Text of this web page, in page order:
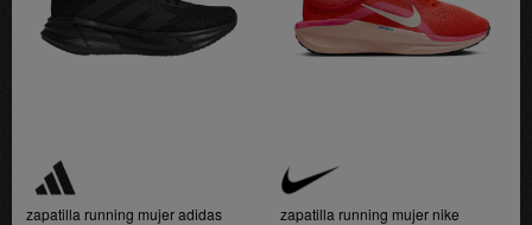
zapatilla running mujer adidas
zapatilla running mujer nike